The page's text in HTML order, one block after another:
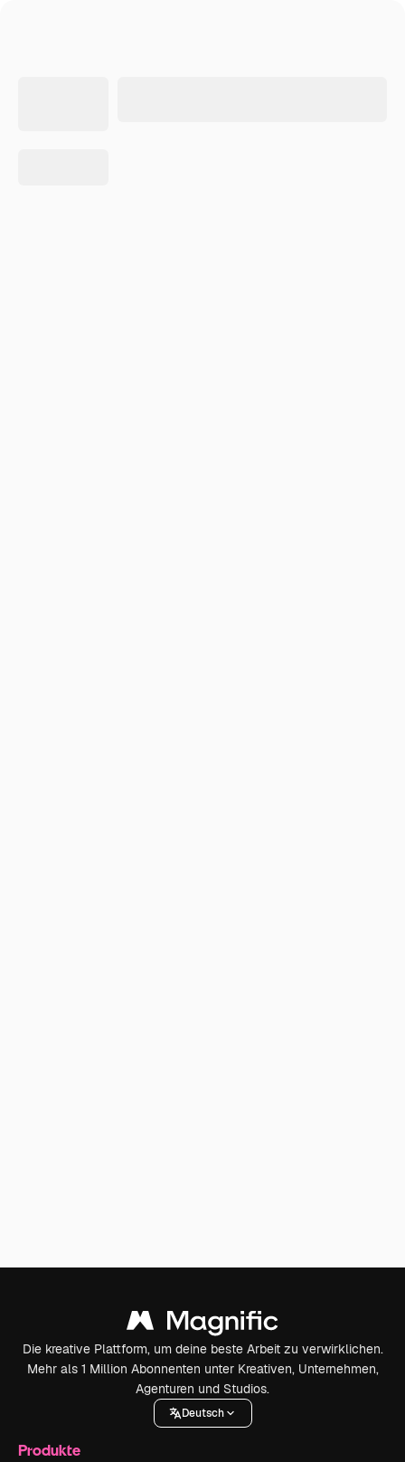
Die kreative Plattform, um deine beste Arbeit zu verwirklichen.
Mehr als 1 Million Abonnenten unter Kreativen, Unternehmen,
Agenturen und Studios.
Deutsch
Produkte